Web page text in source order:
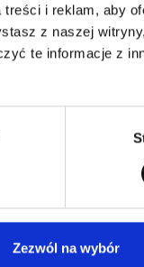
i reklam, aby
z naszej
te informacje z
Zezwól na wybór